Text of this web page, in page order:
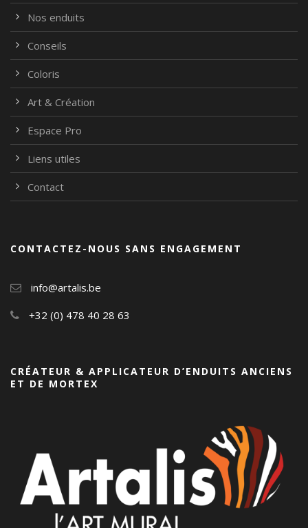
Nos enduits
Conseils
Coloris
Art & Création
Espace Pro
Liens utiles
Contact
CONTACTEZ-NOUS SANS ENGAGEMENT
info@artalis.be
+32 (0) 478 40 28 63
CRÉATEUR & APPLICATEUR D’ENDUITS ANCIENS
ET DE MORTEX